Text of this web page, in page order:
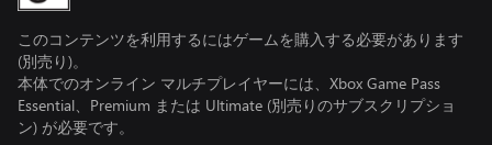
このコンテンツを利用するにはゲームを購入する必要があります
(別売り)。
本体でのオンライン マルチプレイヤーには、Xbox Game Pass
Essential、Premium または Ultimate (別売りのサブスクリプショ
ン) が必要です。